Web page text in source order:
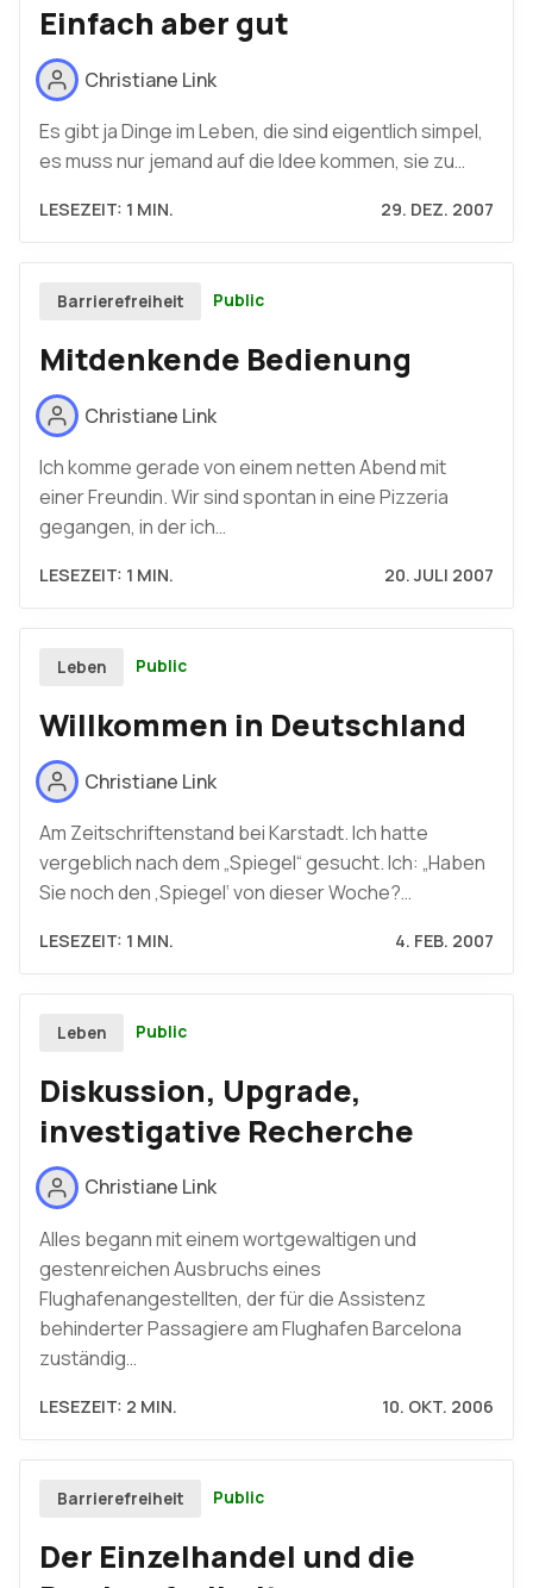
Einfach aber gut
Christiane Link
Es gibt ja Dinge im Leben, die sind eigentlich simpel,
es muss nur jemand auf die Idee kommen, sie zu…
LESEZEIT: 1 MIN. 29. DEZ. 2007
Barrierefreiheit Public
Mitdenkende Bedienung
Christiane Link
Ich komme gerade von einem netten Abend mit
einer Freundin. Wir sind spontan in eine Pizzeria
gegangen, in der ich…
LESEZEIT: 1 MIN. 20. JULI 2007
Leben Public
Willkommen in Deutschland
Christiane Link
Am Zeitschriftenstand bei Karstadt. Ich hatte
vergeblich nach dem „Spiegel“ gesucht. Ich: „Haben
Sie noch den ‚Spiegel‘ von dieser Woche?…
LESEZEIT: 1 MIN. 4. FEB. 2007
Leben Public
Diskussion, Upgrade,
investigative Recherche
Christiane Link
Alles begann mit einem wortgewaltigen und
gestenreichen Ausbruchs eines
Flughafenangestellten, der für die Assistenz
behinderter Passagiere am Flughafen Barcelona
zuständig…
LESEZEIT: 2 MIN. 10. OKT. 2006
Barrierefreiheit Public
Der Einzelhandel und die